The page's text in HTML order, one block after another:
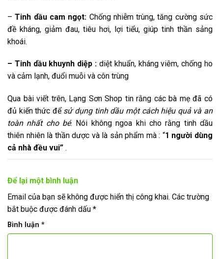
–Tinh dầu cam ngọt: Chống nhiễm trùng, tăng cường sức
đề kháng, giảm đau, tiêu hơi, lợi tiểu, giúp tinh thần sảng
khoái.
– Tinh dầu khuynh diệp : diệt khuẩn, kháng viêm, chống ho
và cảm lạnh, đuổi muỗi và côn trùng
Qua bài viết trên, Lạng Sơn Shop tin rằng các bà mẹ đã có
đủ kiến thức để sử dụng tinh dầu một cách hiệu quả và an
toàn nhất cho bé. Nói không ngoa khi cho rằng tinh dầu
thiên nhiên là thần dược và là sản phẩm mà : “1 người dùng
cả nhà đều vui” .
Để lại một bình luận
Email của bạn sẽ không được hiển thị công khai. Các trường
bắt buộc được đánh dấu *
Bình luận *